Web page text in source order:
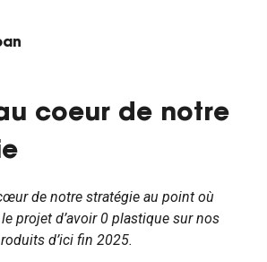
au coeur de notre
de notre stratégie au point où
projet d’avoir 0 plastique sur nos
d’ici fin 2025.